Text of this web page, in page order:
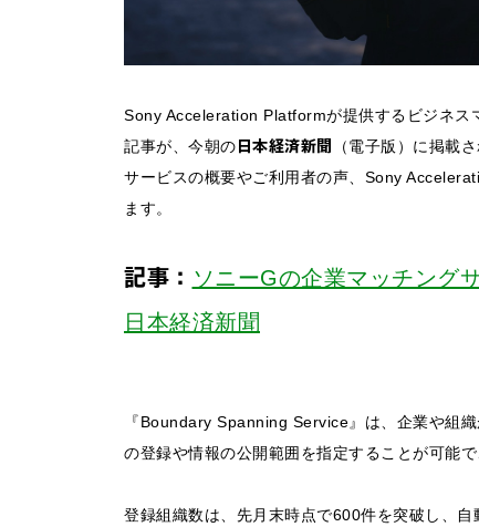
Sony Acceleration Platformが提供するビジネス
記事が、今朝の日本経済新聞 （電子版）に掲載さ
サービスの概要やご利用者の声、Sony
ます。
記事： ソニーGの企業マッチン
日本経済新聞
『Boundary Spanning Service』は、企業や組
の登録や情報の公開範囲を指定することが可能
登録組織数は、先月末時点で600件を突破し、